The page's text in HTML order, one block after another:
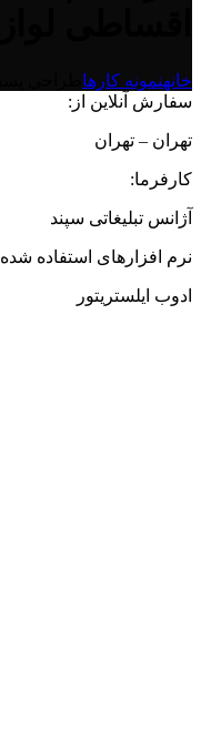
خانهنمونه کارها
سفارش آنلاین از:
تهران – تهران
کارفرما:
آژانس تبلیغاتی سپند
نرم افزارهای استفاده شده
ادوب ایلستریتور